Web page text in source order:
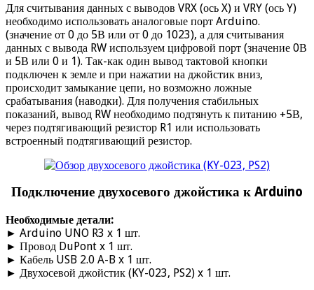
Для считывания данных с выводов VRX (ось X) и VRY (ось Y)
необходимо использовать аналоговые порт Arduino.
(значение от 0 до 5В или от 0 до 1023), а для считывания
данных с вывода RW используем цифровой порт (значение 0В
и 5В или 0 и 1). Так-как один вывод тактовой кнопки
подключен к земле и при нажатии на джойстик вниз,
происходит замыкание цепи, но возможно ложные
срабатывания (наводки). Для получения стабильных
показаний, вывод RW необходимо подтянуть к питанию +5В,
через подтягивающий резистор R1 или использовать
встроенный подтягивающий резистор.
Подключение двухосевого джойстика к Arduino
Необходимые детали:
► Arduino UNO R3 x 1 шт.
► Провод DuPont x 1 шт.
► Кабель USB 2.0 A-B x 1 шт.
► Двухосевой джойстик (KY-023, PS2) x 1 шт.